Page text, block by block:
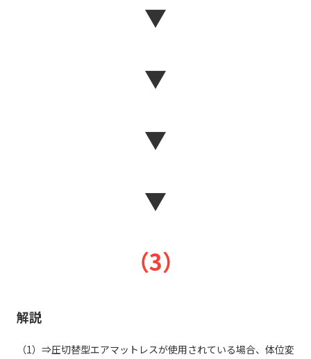
▼
▼
▼
▼
（3）
解説
（1）⇒圧切替型エアマットレスが使用されている場合、体位変